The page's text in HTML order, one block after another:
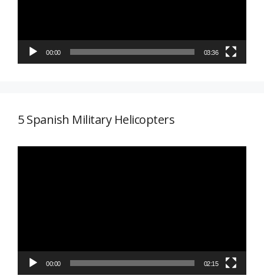
00:00 03:36
5 Spanish Military Helicopters
00:00 02:15